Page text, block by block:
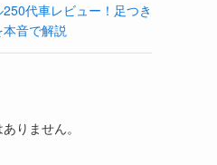
代車レビュー！足つき
音で解説
りません。